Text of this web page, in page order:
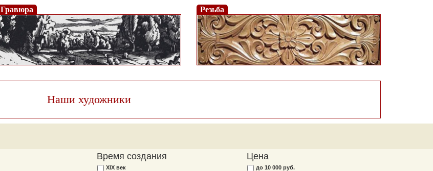
Гравюра Резьба
Наши художники
Время создания
XIX век
Цена
до 10 000 руб.